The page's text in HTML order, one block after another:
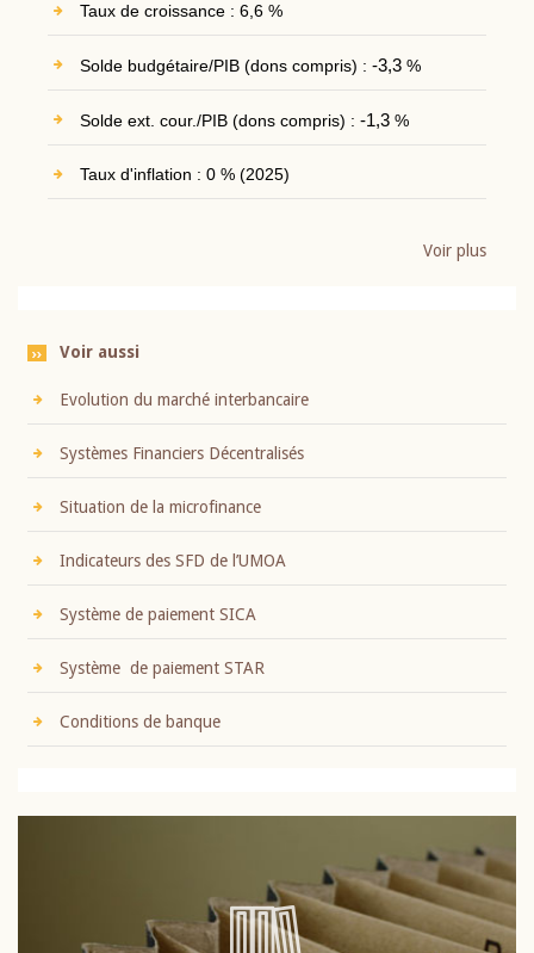
Taux de croissance : 6,6 %
Solde budgétaire/PIB (dons compris) : -3,3%
Solde ext. cour./PIB (dons compris) : -1,3%
Taux d'inflation : 0 % (2025)
Voir plus
Voir aussi
Evolution du marché interbancaire
Systèmes Financiers Décentralisés
Situation de la microfinance
Indicateurs des SFD de l’UMOA
Système de paiement SICA
Système de paiement STAR
Conditions de banque